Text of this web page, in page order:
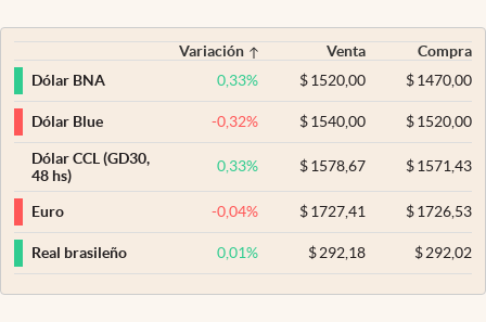
Variación Venta
Compra
Dólar BNA
0,33% $ 1520,00 $1470,00
Dólar Blue -0,32% $ 1540,00 $1520,00
Dólar CCL (GD30,
48 hs)
0,33% $ 1578,67 $1571,43
Euro -0,04% $ 1727,41 $1726,53
Real brasileño 0,01% $ 292,18 $292,02